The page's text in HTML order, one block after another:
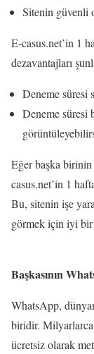
Sitenin güvenli
E-casus.net’in 1
dezavantajları
Deneme süresi
Deneme süresi
Eğer başka birinin
casus.net’in 1
Bu, sitenin işe
görmek için iyi
Başkasının
WhatsApp,
biridir. Milyarlarca
ücretsiz olarak